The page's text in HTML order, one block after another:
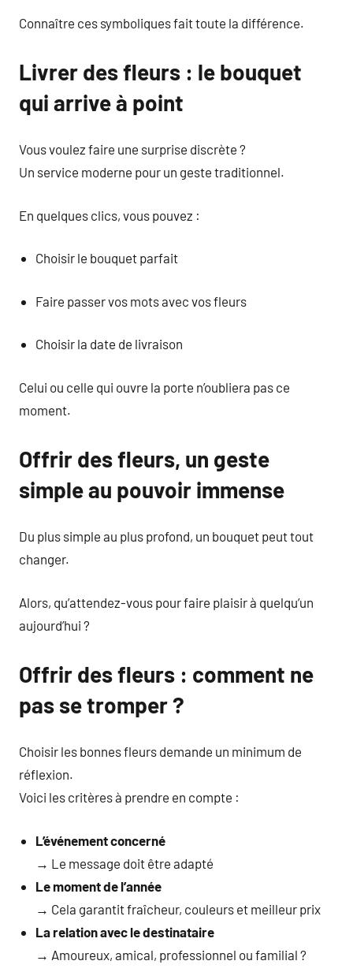
Connaître ces symboliques fait toute la différence.
Livrer des fleurs : le bouquet
qui arrive à point
Vous voulez faire une surprise discrète ?
Un service moderne pour un geste traditionnel.
En quelques clics, vous pouvez :
Choisir le bouquet parfait
Faire passer vos mots avec vos fleurs
Choisir la date de livraison
Celui ou celle qui ouvre la porte n’oubliera pas ce
moment.
Offrir des fleurs, un geste
simple au pouvoir immense
Du plus simple au plus profond, un bouquet peut tout
changer.
Alors, qu’attendez-vous pour faire plaisir à quelqu’un
aujourd’hui ?
Offrir des fleurs : comment ne
pas se tromper ?
Choisir les bonnes fleurs demande un minimum de
réflexion.
Voici les critères à prendre en compte :
L’événement concerné
→ Le message doit être adapté
Le moment de l’année
→ Cela garantit fraîcheur, couleurs et meilleur prix
La relation avec le destinataire
→ Amoureux, amical, professionnel ou familial ?